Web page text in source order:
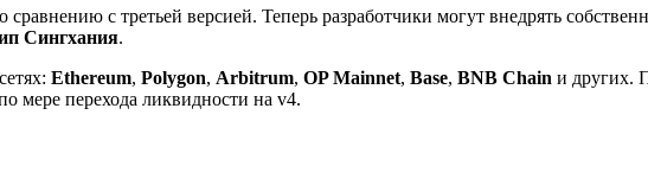
сравнению с третьей версией. Теперь разработчики могут внедрять
Сингхания.
Ethereum, Polygon, Arbitrum, OP Mainnet, Base, BNB Chain и других.
мере перехода ликвидности на v4.